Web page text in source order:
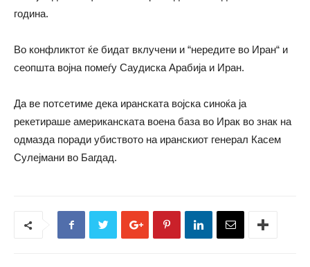
година.
Во конфликтот ќе бидат вклучени и “нередите во Иран“ и
сеопшта војна помеѓу Саудиска Арабија и Иран.
Да ве потсетиме дека иранската војска синоќа ја
рекетираше американската воена база во Ирак во знак на
одмазда поради убиството на иранскиот генерал Касем
Сулејмани во Багдад.